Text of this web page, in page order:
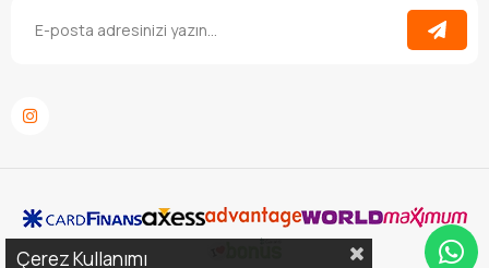
Çerez Kullanımı